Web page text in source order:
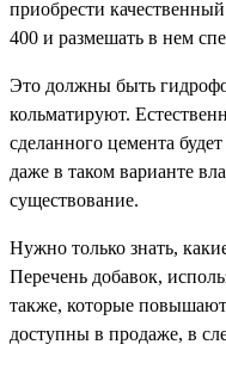
приобрести
400 и размешать в нем
Это должны быть
кольматируют.
сделанного цемента
даже в таком варианте
существование.
Нужно только знать,
Перечень добавок,
также, которые повышают
доступны в продаже, в